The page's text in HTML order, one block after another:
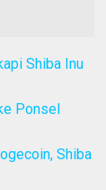
Shiba Inu
Ponsel
Shiba